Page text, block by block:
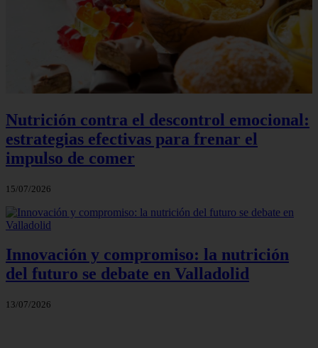
Nutrición contra el descontrol emocional:
estrategias efectivas para frenar el
impulso de comer
15/07/2026
Innovación y compromiso: la nutrición
del futuro se debate en Valladolid
13/07/2026